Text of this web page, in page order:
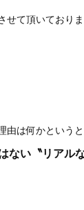
て頂いておりま
は何かというと
い〝リアル